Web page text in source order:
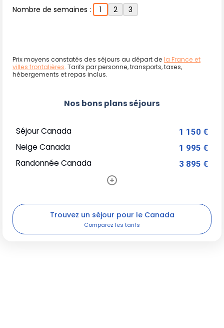
Nombre de semaines :
1 2 3
Prix moyens constatés des séjours au départ de la France et
villes frontalières. Tarifs par personne, transports, taxes,
hébergements et repas inclus.
Nos bons plans séjours
Séjour Canada 1 150 €
Neige Canada 1 995 €
Randonnée Canada 3 895 €
Trouvez un séjour pour le Canada